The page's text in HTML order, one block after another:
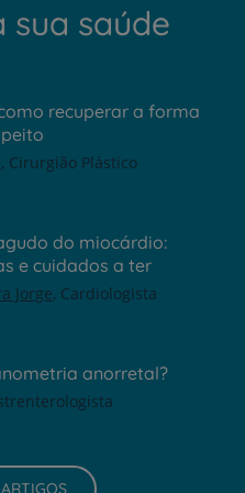
sua saúde
recuperar a forma
Cirurgião Plástico
do miocárdio:
e cuidados a ter
Jorge Cardiologista
anorretal?